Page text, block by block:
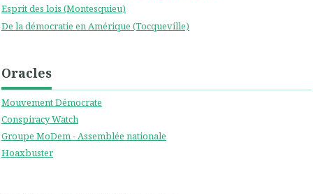
Esprit des lois (Montesquieu)
De la démocratie en Amérique (Tocqueville)
Oracles
Mouvement Démocrate
Conspiracy Watch
Groupe MoDem - Assemblée nationale
Hoaxbuster